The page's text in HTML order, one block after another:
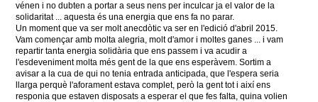
vénen i no dubten a portar a seus nens per inculcar ja el valor de la
solidaritat ... aquesta és una energia que ens fa no parar.
Un moment que va ser molt anecdòtic va ser en l'edició d'abril 2015.
Vam començar amb molta alegria, molt d'amor i moltes ganes ... i vam
repartir tanta energia solidària que ens passem i va acudir a
l'esdeveniment molta més gent de la que ens esperàvem. Sortim a
avisar a la cua de qui no tenia entrada anticipada, que l'espera seria
llarga perquè l'aforament estava complet, però la gent tot i així ens
responia que estaven disposats a esperar el que fes falta, quina volien